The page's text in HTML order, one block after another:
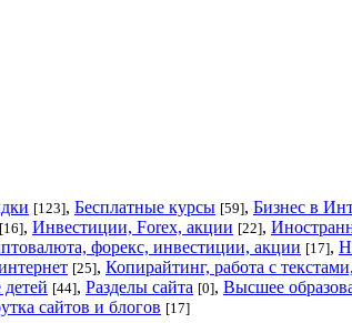
[123], Бесплатные курсы [59], Бизнес в
[16], Инвестиции, Forex, акции [22],
форекс, инвестиции, акции [17],
[25], Копирайтинг, работа с
[44], Разделы сайта [0], Высшее
сайтов и блогов [17]